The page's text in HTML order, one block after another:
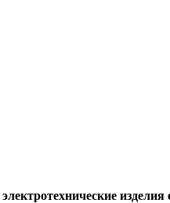
электротехнические